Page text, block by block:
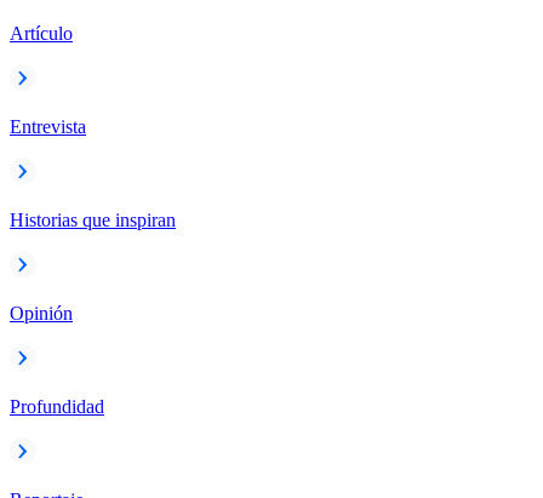
Artículo
Entrevista
Historias que inspiran
Opinión
Profundidad